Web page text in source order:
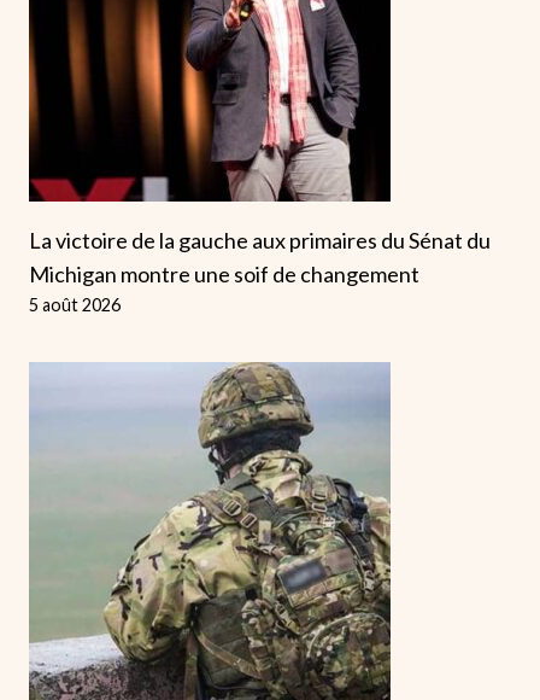
La victoire de la gauche aux primaires du Sénat du
Michigan montre une soif de changement
5 août 2026